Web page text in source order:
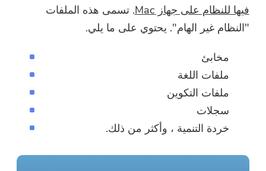
فيها للنظام على جهاز Mac
. تسمى هذه الملفات
"النظام غير الهام". يحتوي على ما يلي.
مخابئ
ملفات اللغة
ملفات التكوين
سجلات
خردة التنمية ، وأكثر من ذلك.